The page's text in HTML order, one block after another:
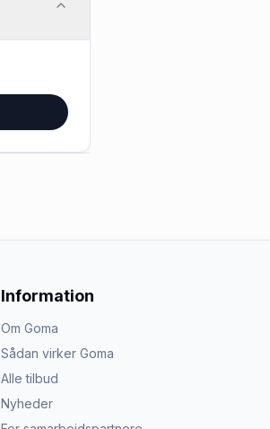
Information
Om Goma
Sådan virker Goma
Alle tilbud
Nyheder